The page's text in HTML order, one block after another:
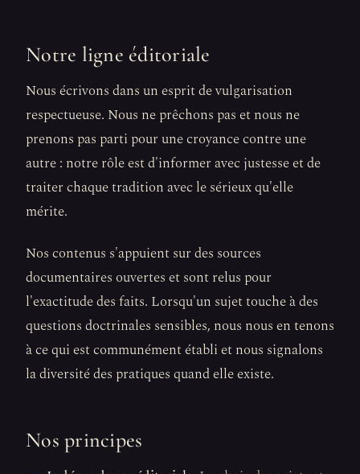
Notre ligne éditoriale
Nous écrivons dans un esprit de vulgarisation
respectueuse. Nous ne prêchons pas et nous ne
prenons pas parti pour une croyance contre une
autre : notre rôle est d'informer avec justesse et de
traiter chaque tradition avec le sérieux qu'elle
mérite.
Nos contenus s'appuient sur des sources
documentaires ouvertes et sont relus pour
l'exactitude des faits. Lorsqu'un sujet touche à des
questions doctrinales sensibles, nous nous en tenons
à ce qui est communément établi et nous signalons
la diversité des pratiques quand elle existe.
Nos principes